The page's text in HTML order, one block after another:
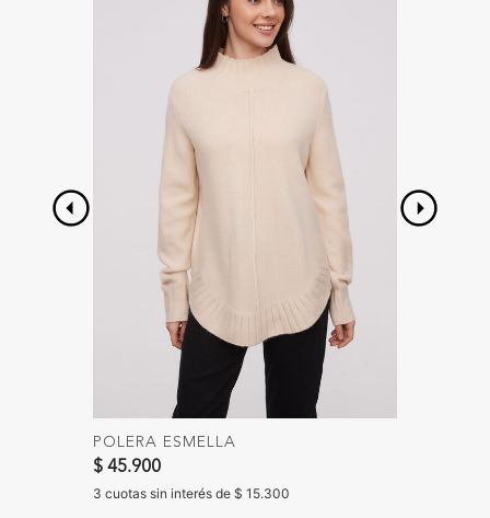
POLERA ESMELLA
$ 45.900
3 cuotas sin interés de $ 15.300